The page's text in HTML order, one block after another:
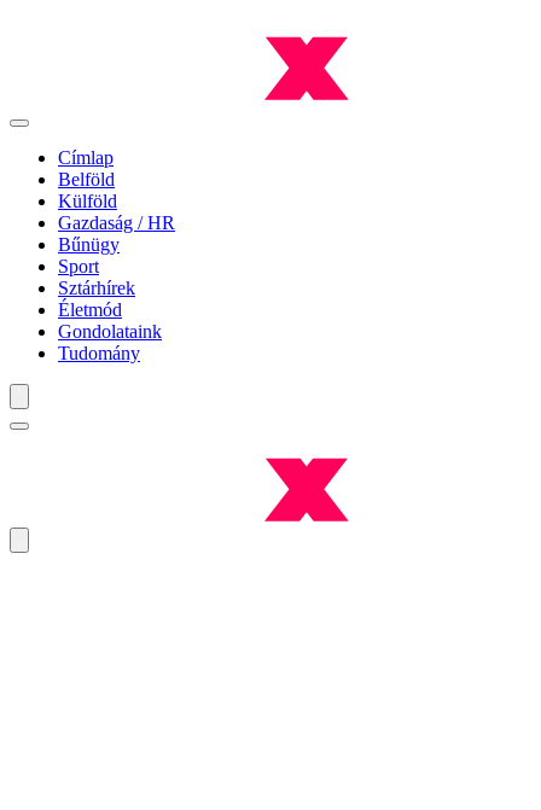
Címlap
Belföld
Külföld
Gazdaság / HR
Bűnügy
Sport
Sztárhírek
Életmód
Gondolataink
Tudomány